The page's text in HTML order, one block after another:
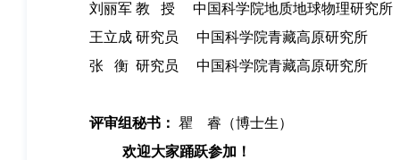
刘丽军 教 授 中国科学院地质地球物理研究所
王立成 研究员 中国科学院青藏高原研究所
张 衡 研究员 中国科学院青藏高原研究所
评审组秘书： 瞿 睿（博士生）
欢迎大家踊跃参加！